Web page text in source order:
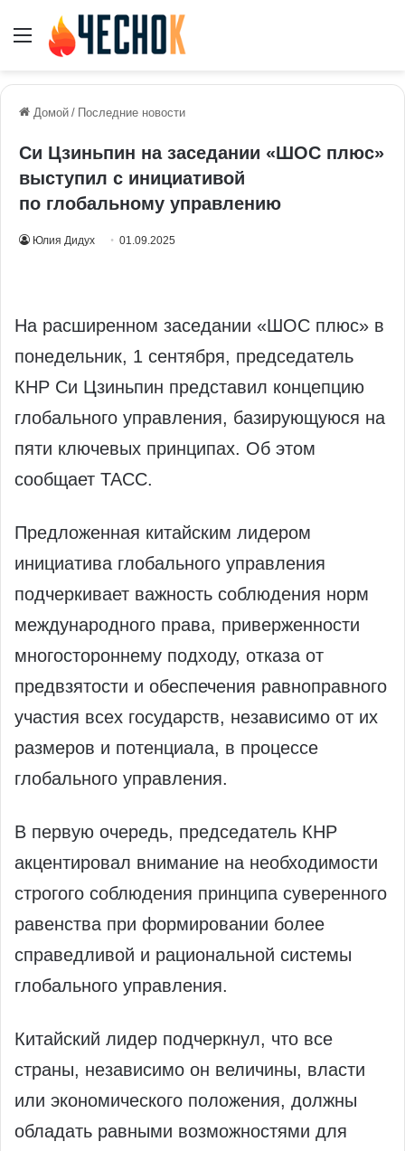
Меню
Домой / Последние новости
Си Цзиньпин на заседании «ШОС плюс»
выступил с инициативой
по глобальному управлению
Юлия Дидух 01.09.2025
На расширенном заседании «ШОС плюс» в
понедельник, 1 сентября, председатель
КНР Си Цзиньпин представил концепцию
глобального управления, базирующуюся на
пяти ключевых принципах. Об этом
сообщает ТАСС.
Предложенная китайским лидером
инициатива глобального управления
подчеркивает важность соблюдения норм
международного права, приверженности
многостороннему подходу, отказа от
предвзятости и обеспечения равноправного
участия всех государств, независимо от их
размеров и потенциала, в процессе
глобального управления.
В первую очередь, председатель КНР
акцентировал внимание на необходимости
строгого соблюдения принципа суверенного
равенства при формировании более
справедливой и рациональной системы
глобального управления.
Китайский лидер подчеркнул, что все
страны, независимо он величины, власти
или экономического положения, должны
обладать равными возможностями для